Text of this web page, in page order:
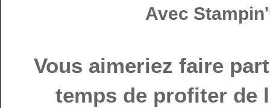
Avec
Vous aimeriez faire
temps de profiter de